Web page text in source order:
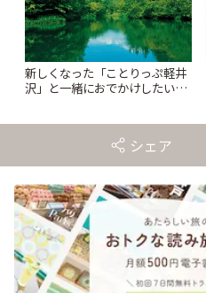
新しくなった「ことりっぷ軽井
沢」と一緒におでかけしたい注
シェア